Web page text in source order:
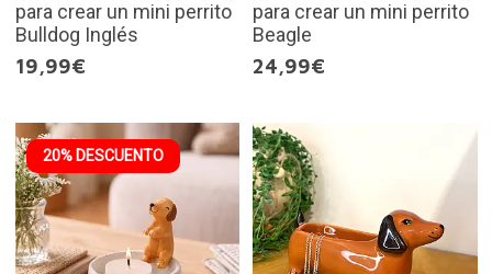
para crear un mini perrito
Bulldog Inglés
19,99€
para crear un mini perrito
Beagle
24,99€
20% DESCUENTO